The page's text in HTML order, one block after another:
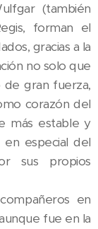
(también
forman el
gracias a la
no solo que
gran fuerza,
corazón del
más estable y
especial del
sus propios
en
fue en la